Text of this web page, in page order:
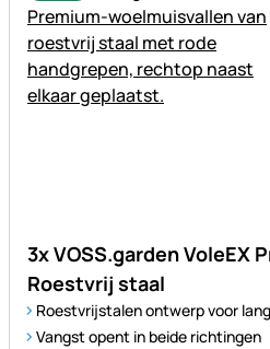
3x VOSS.garden VoleEX
Roestvrij staal
Roestvrijstalen ontwerp voor
Vangst opent in beide richtingen